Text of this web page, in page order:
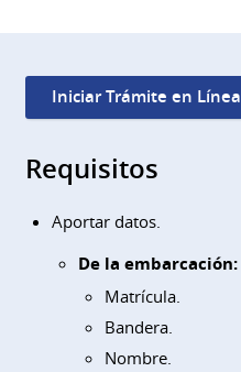
Iniciar Trámite en Línea
Requisitos
Aportar datos.
De la embarcación:
Matrícula.
Bandera.
Nombre.